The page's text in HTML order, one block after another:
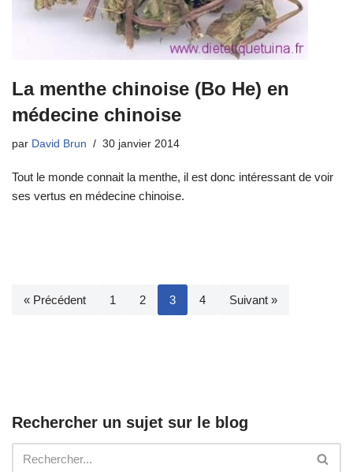
La menthe chinoise (Bo He) en
médecine chinoise
par David Brun 30 janvier 2014
Tout le monde connait la menthe, il est donc intéressant de voir
ses vertus en médecine chinoise.
« Précédent 1 2 3 4 Suivant »
Rechercher un sujet sur le blog